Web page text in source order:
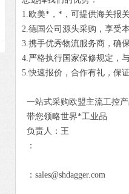
1.欧美*，*，可提供海关报
2.德国公司源头采购，享受
3.携手优秀物流服务商，确
4.严格执行国家保修规定，
5.快速报价，合作有礼，保
一站式采购欧盟主流工控
带您领略世界*工业品
负责人：王
：
：sales@shdagger.com